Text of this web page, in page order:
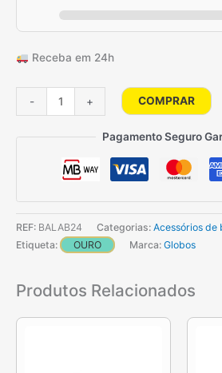
Receba em 24h
-
Quantidade
de
Peso
Foil
+ COMPRAR
Pagamento Seguro
REF: BALAB24 Categorias: Acessórios de
Etiqueta:
OURO Marca: Globos
Produtos Relacionados